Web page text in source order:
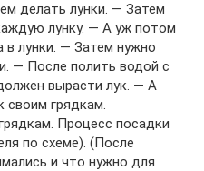
делать лунки. — Затем
лунку. — А уж потом
в лунки. — Затем нужно
— После полить водой с
вырасти лук. — А
своим грядкам.
Процесс посадки
по схеме). (После
и что нужно для